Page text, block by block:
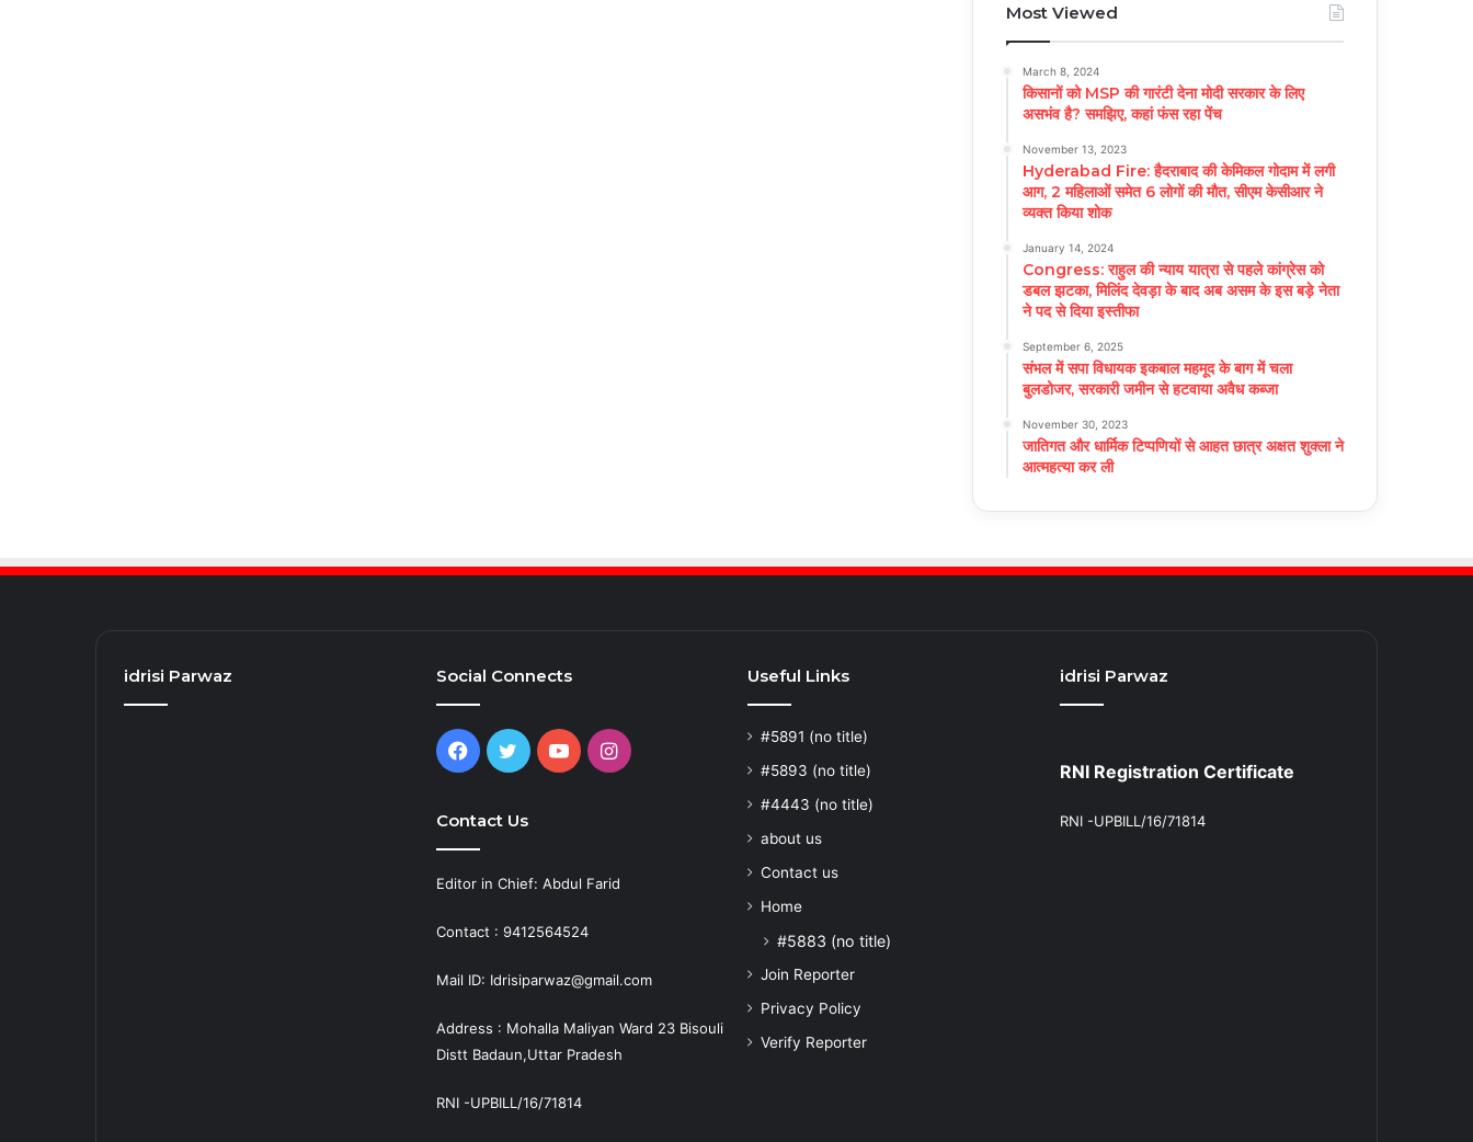
Most Viewed
March 8, 2024
किसानों को MSP की गारंटी देना मोदी सरकार के लिए
असभंव है? समझिए, कहां फंस रहा पेंच
November 13, 2023
Hyderabad Fire: हैदराबाद की केमिकल गोदाम में लगी
आग, 2 महिलाओं समेत 6 लोगों की मौत, सीएम केसीआर ने
व्यक्त किया शोक
January 14, 2024
Congress: राहुल की न्याय यात्रा से पहले कांग्रेस को
डबल झटका, मिलिंद देवड़ा के बाद अब असम के इस बड़े नेता
ने पद से दिया इस्तीफा
September 6, 2025
संभल में सपा विधायक इकबाल महमूद के बाग में चला
बुलडोजर, सरकारी जमीन से हटवाया अवैध कब्जा
November 30, 2023
जातिगत और धार्मिक टिप्पणियों से आहत छात्र अक्षत शुक्ला ने
आत्महत्या कर ली
idrisi Parwaz Social Connects
Facebook
TwitterYouTubeInstagram
Contact Us
Editor in Chief: Abdul Farid
Contact : 9412564524
Mail ID: Idrisiparwaz@gmail.com
Address : Mohalla Maliyan Ward 23 Bisouli
Distt Badaun,Uttar Pradesh
RNI -UPBILL/16/71814
Useful Links
#5891 (no title)
#5893 (no title)
#4443 (no title)
about us
Contact us
Home
#5883 (no title)
Join Reporter
Privacy Policy
Verify Reporter
idrisi Parwaz
RNI Registration Certificate
RNI -UPBILL/16/71814